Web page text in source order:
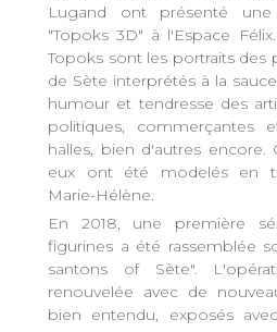
Lugand ont présenté
"Topoks 3D" à l'Espace
Topoks sont les portraits des
de Sète interprétés à la
humour et tendresse des
politiques, commerçantes
halles, bien d'autres encore.
eux ont été modelés en
Marie-Hélène.
En 2018, une première
figurines a été rassemblée
santons of Sète".
renouvelée avec de
bien entendu, exposés